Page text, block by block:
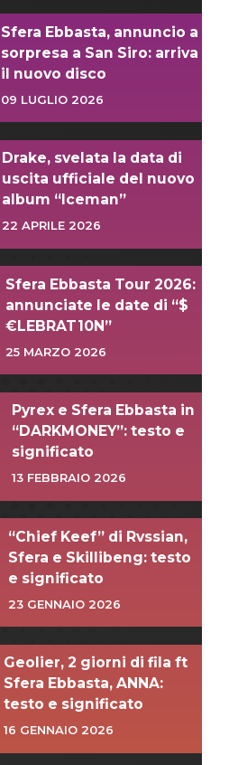
Sfera Ebbasta, annuncio a
sorpresa a San Siro: arriva
il nuovo disco
09 LUGLIO 2026
Drake, svelata la data di
uscita ufficiale del nuovo
album “Iceman”
22 APRILE 2026
Sfera Ebbasta Tour 2026:
annunciate le date di “$
€LEBRAT10N”
25 MARZO 2026
Pyrex e Sfera Ebbasta in
“DARKMONEY”: testo e
significato
13 FEBBRAIO 2026
“Chief Keef” di Rvssian,
Sfera e Skillibeng: testo
e significato
23 GENNAIO 2026
Geolier, 2 giorni di fila ft
Sfera Ebbasta, ANNA:
testo e significato
16 GENNAIO 2026